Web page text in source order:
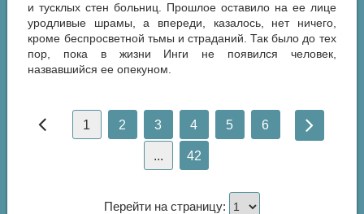
и тусклых стен больниц. Прошлое оставило на ее лице
уродливые шрамы, а впереди, казалось, нет ничего,
кроме беспросветной тьмы и страданий. Так было до тех
пор, пока в жизни Инги не появился человек,
назвавшийся ее опекуном.
1 2 3 4 5 6
... 42
Перейти на страницу: